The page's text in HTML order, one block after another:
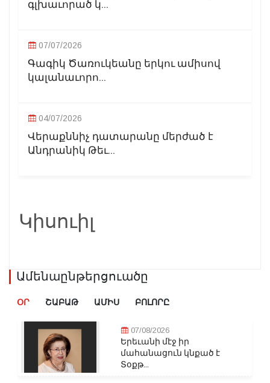
գլխաւորած կ...
07/07/2026
Գագիկ Ծառուկեանը երկու ամիսով
կալանաւորո...
04/07/2026
Վերաքննիչ դատարանը մերժած է
Անդրանիկ Թեւ...
Կիսուիլ
Ամենաընթերցուածը
ՕՐ ՇԱԲԱԹ ԱՄԻՍ ԲՈԼՈՐԸ
07/08/2026
Երեւանի մէջ իր
մահանացուն կնքած է
Տօքթ...